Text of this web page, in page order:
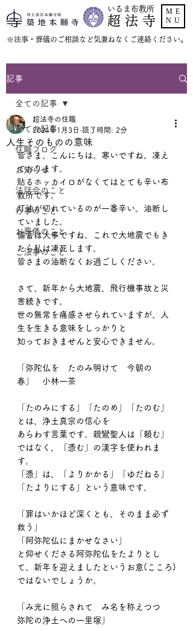
いるま布教所
超 法 寺
​※法事・葬儀のご相談など気兼ねなくご連絡ください。
ME
NU
記事
全ての記事
住職ブログ
お知らせ
法話会のこと
行事のこと
お葬儀のこと
ご法事のこと
全ての記事
人生そのものの意味
超法寺の住職
2024年1月3日 読了時間: 2分
皆さま、こんにちは。寒いですね。凍え
ております。
貼るホッカイロがなくてはとても辛い布
教所です。
灯油が切れているのが一番辛い。油断し
ていました。
備蓄は大事ですね。これで大地震でもき
たら私は凍死します。
皆さまの油断なくお過ごしください。
さて、新年から大地震、飛行機事故と災
害続きです。
世の無常を痛感させられていますが、人
生を生きる意味をしっかりと
知っておきませんと安心できません。
「弥陀仏を　たのみ明けて　今朝の
春」　小林一茶
「たのみにする」「たのめ」「たのむ」
とは、浄土真宗の信心を
あらわす言葉です。親鸞聖人は「頼む」
ではなく、「憑む」の漢字を使われま
す。
「憑」は、「よりかかる」「ゆだねる」
「たよりにする」という意味です。
「罪はいかほど深くとも、そのまま必ず
救う」
「阿弥陀仏にまかせなさい」
と仰せくださる阿弥陀仏をたよりとし
て、新年を迎えましたというお意(こころ)
ではないでしょうか。
「み光に照らされて　み名を称えつつ
弥陀の浄土への一里塚」